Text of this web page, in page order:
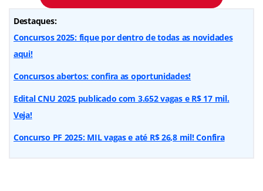
Destaques:
Concursos 2025: fique por dentro de todas as novidades
aqui!
Concursos abertos: confira as oportunidades!
Edital CNU 2025 publicado com 3.652 vagas e R$ 17 mil.
Veja!
Concurso PF 2025: MIL vagas e até R$ 26,8 mil! Confira